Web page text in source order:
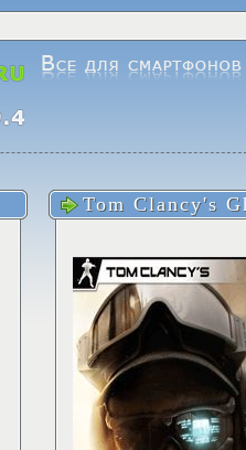
Tom Clancy's